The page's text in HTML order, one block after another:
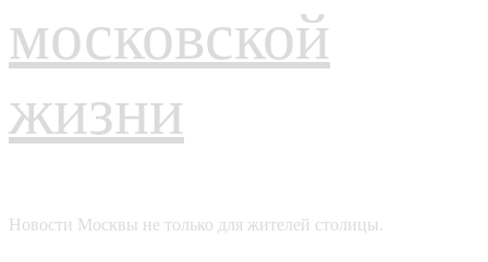
московской
жизни
Новости Москвы не только для жителей столицы.